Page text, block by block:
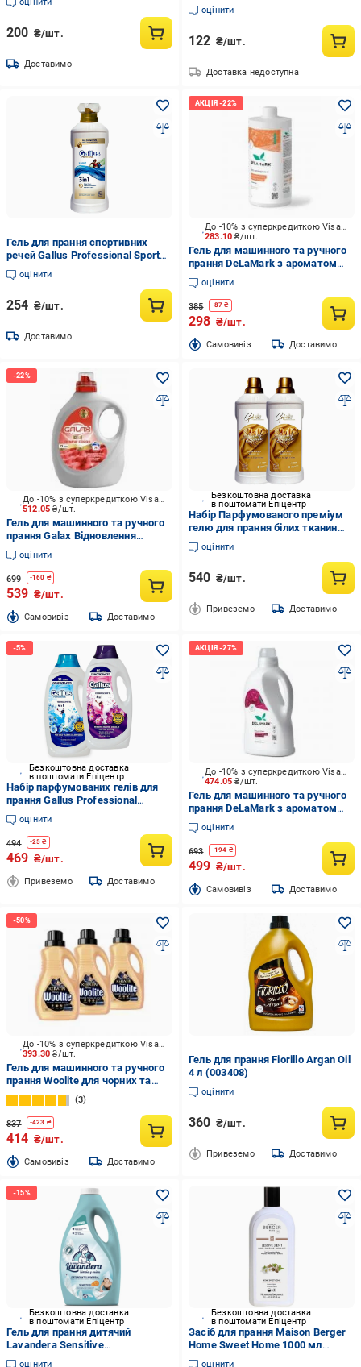
200 ₴/шт.
Доставимо
Concentrated Color 1 л
оцінити
122 ₴/шт.
Доставка недоступна
Гель для прання спортивних
речей Gallus Professional Sport
концентрат 3в1 57 прань 2 л
(301602)
оцінити
254 ₴/шт.
Доставимо
283.10₴/шт.
До -10% з суперкредиткою Visa Вигода
Гель для машинного та ручного
прання DeLaMark з ароматом
імбиру, мускусу та кедра 1 л
оцінити
385 -87 ₴
298 ₴/шт.
Cамовивіз Доставимо
512.05₴/шт.
До -10% з суперкредиткою Visa Вигода
Гель для машинного та ручного
прання Galax Відновлення
кольору 2,97 л
оцінити
699 -160 ₴
539 ₴/шт.
Cамовивіз Доставимо
Безкоштовна доставка
в поштомати Епіцентр
Набір Парфумованого преміум
гелю для прання білих тканин
Galvea Sunny Essence WHITE по
55 прань 2 л по 2 шт. (304368-2)
оцінити
540 ₴/шт.
Привеземо Доставимо
Безкоштовна доставка
в поштомати Епіцентр
Набір парфумованих гелів для
прання Gallus Professional
Universal and Color 4в1 55 прань
1,98 л 2 шт. (302234/2)
оцінити
494 -25 ₴
469 ₴/шт.
Привеземо Доставимо
474.05₴/шт.
До -10% з суперкредиткою Visa Вигода
Гель для машинного та ручного
прання DeLaMark з ароматом
чорної вишні, замши та тютюну
2 л
оцінити
693 -194 ₴
499 ₴/шт.
Cамовивіз Доставимо
393.30₴/шт.
До -10% з суперкредиткою Visa Вигода
Гель для машинного та ручного
прання Woolite для чорних та
джинсових тканин з кератином
0,9 л 3 шт.
3
837 -423 ₴
414 ₴/шт.
Cамовивіз Доставимо
Гель для прання Fiorillo Argan Oil
4 л (003408)
оцінити
360 ₴/шт.
Привеземо Доставимо
Безкоштовна доставка
в поштомати Епіцентр
Гель для прання дитячий
Lavandera Sensitive
гіпоалергенний з календулою 0+
оцінити
Безкоштовна доставка
в поштомати Епіцентр
Засіб для прання Maison Berger
Home Sweet Home 1000 мл
(111005518)
оцінити